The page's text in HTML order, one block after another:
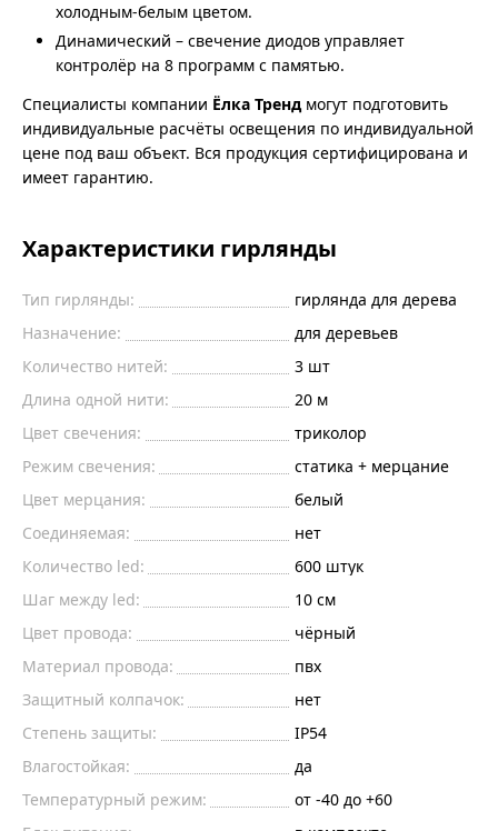
холодным-белым цветом.
Динамический – свечение диодов управляет
контролёр на 8 программ с памятью.
Специалисты компании Ёлка Трендмогут подготовить
индивидуальные расчёты освещения по индивидуальной
цене под ваш объект. Вся продукция сертифицирована и
имеет гарантию.
Характеристики гирлянды
Тип гирлянды:
гирлянда для дерева
Назначение:
для деревьев
Количество нитей:
3 шт
Длина одной нити:
20 м
Цвет свечения:
триколор
Режим свечения:
статика + мерцание
Цвет мерцания:
белый
Соединяемая:
нет
Количество led:
600 штук
Шаг между led:
10 см
Цвет провода:
чёрный
Материал провода:
пвх
Защитный колпачок:
нет
Степень защиты:
IP54
Влагостойкая:
да
Температурный режим:
от -40 до +60